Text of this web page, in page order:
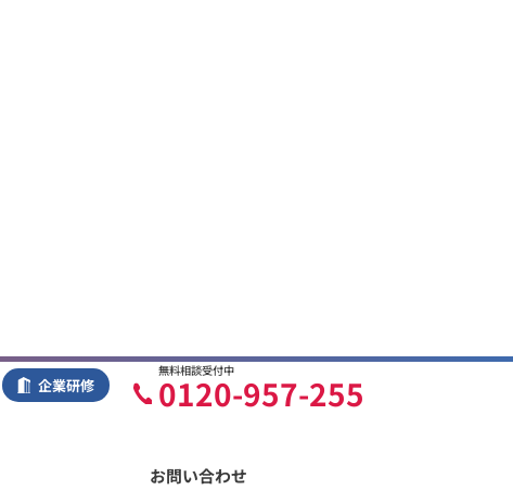
企業研修
無料相談受付中
0120-957-255
お問い合わせ